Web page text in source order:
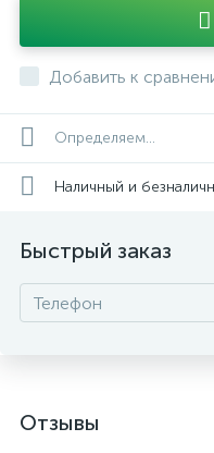
Добавить к
Определяем...
Наличный и
Быстрый заказ
Отзывы